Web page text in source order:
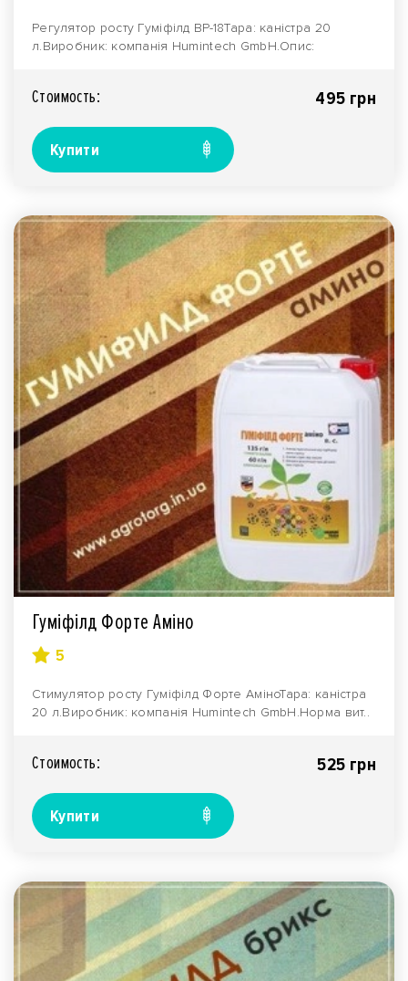
Регулятор росту Гуміфілд ВР-18Тара: каністра 20
л.Виробник: компанія Humintech GmbH.Опис:
Стоимость: 495 грн
Купити
Гуміфілд Форте Аміно
5
Стимулятор росту Гуміфілд Форте АміноТара: каністра
20 л.Виробник: компанія Humintech GmbH.Норма вит..
Стоимость: 525 грн
Купити